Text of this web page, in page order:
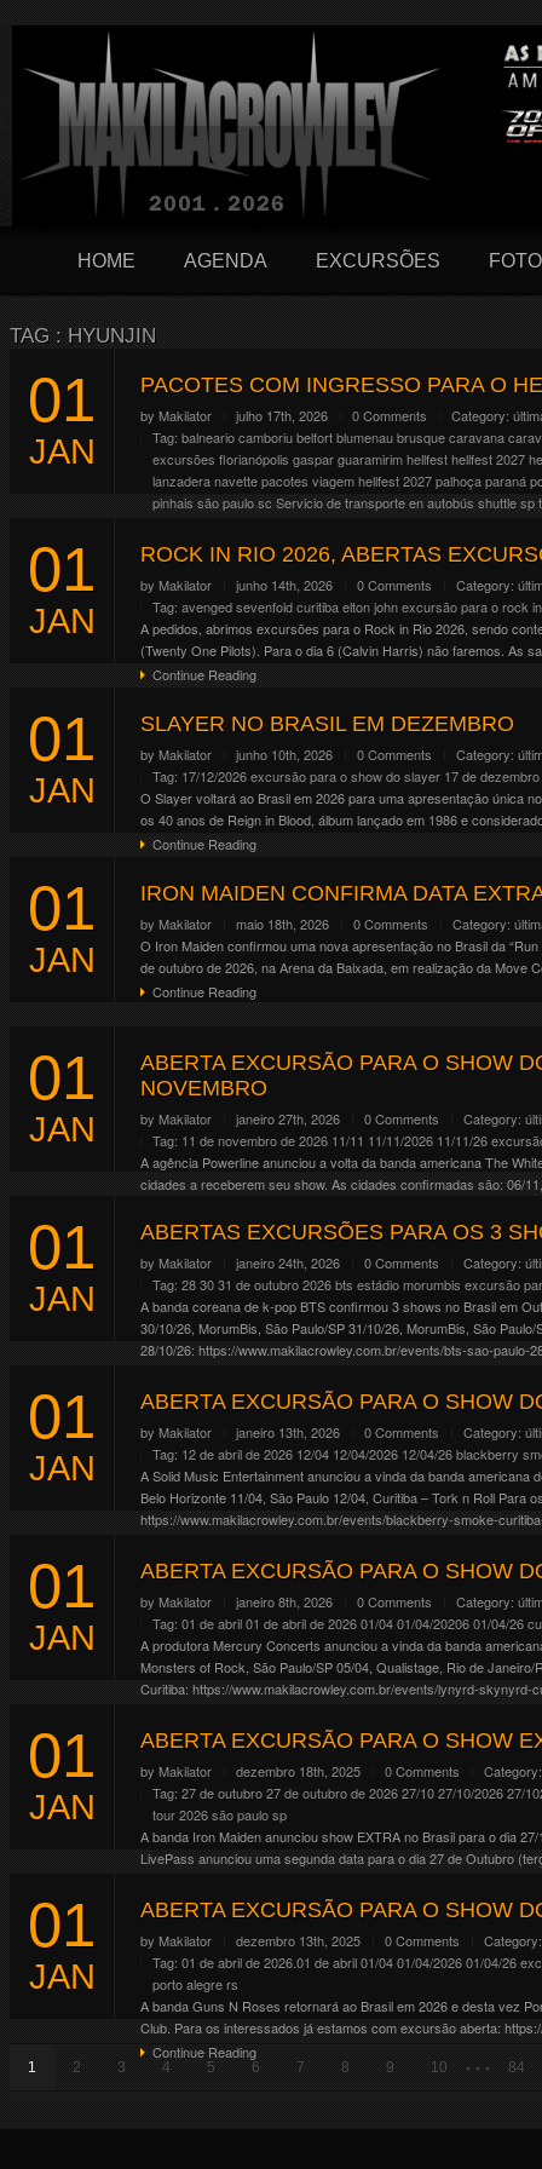
HOME AGENDA EXCURSÕES
TAG : HYUNJIN
01
JAN
PACOTES COM INGRESSO PARA O
by Makilator julho 17th, 2026 0 Comments Category:
Tag: balneario camboriubelfortblumenaubrusquecaravana
excursões florianópolis gasparguaramirimhellfesthellfest 2027
lanzaderanavettepacotes viagem hellfest 2027palhoçaparaná
pinhais são paulosc Servicio de transporte en autobús shuttlesp
Altar . Crypt . Forge . Mainstage 01 . Mainstage 02 . Riot . Temple
01
JAN
ROCK IN RIO 2026, ABERTAS
by Makilator junho 14th, 2026 0 Comments Category:
Tag: avenged sevenfoldcuritibaelton johnexcursão para o rock
A pedidos, abrimos excursões para o Rock in Rio 2026, sendo
(Twenty One Pilots). Para o dia 6 (Calvin Harris) não faremos. As
Continue Reading
01
JAN
SLAYER NO BRASIL EM DEZEMBRO
by Makilator junho 10th, 2026 0 Comments Category:
Tag: 17/12/2026excursão para o show do slayer 17 de dezembro
O Slayer voltará ao Brasil em 2026 para uma apresentação única
os 40 anos de Reign in Blood, álbum lançado em 1986 e
Continue Reading
01
JAN
IRON MAIDEN CONFIRMA DATA
by Makilator maio 18th, 2026 0 Comments Category:
O Iron Maiden confirmou uma nova apresentação no Brasil da
de outubro de 2026, na Arena da Baixada, em realização da
Continue Reading
01
JAN
ABERTA EXCURSÃO PARA O SHOW
NOVEMBRO
by Makilator janeiro 27th, 2026 0 Comments Category:
Tag: 11 de novembro de 2026 11/11 11/11/2026 11/11/26
A agência Powerline anunciou a volta da banda americana The
cidades a receberem seu show. As cidades confirmadas são: 06/
Continue Reading
01
JAN
ABERTAS EXCURSÕES PARA OS 3
by Makilator janeiro 24th, 2026 0 Comments Category:
Tag: 28 30 31 de outubro 2026bts estádio morumbis excursão
A banda coreana de k-pop BTS confirmou 3 shows no Brasil em
30/10/26, MorumBis, São Paulo/SP 31/10/26, MorumBis, São
28/10/26: https://www.makilacrowley.com.br/events/bts-sao-
Continue Reading
01
JAN
ABERTA EXCURSÃO PARA O SHOW
by Makilator janeiro 13th, 2026 0 Comments Category:
Tag: 12 de abril de 2026 12/04 12/04/2026 12/04/26blackberry
A Solid Music Entertainment anunciou a vinda da banda
Belo Horizonte 11/04, São Paulo 12/04, Curitiba – Tork n Roll
https://www.makilacrowley.com.br/events/blackberry-smoke-
01
JAN
ABERTA EXCURSÃO PARA O SHOW
by Makilator janeiro 8th, 2026 0 Comments Category:
Tag: 01 de abril01 de abril de 202601/0401/04/2020601/04/26
A produtora Mercury Concerts anunciou a vinda da banda
Monsters of Rock, São Paulo/SP 05/04, Qualistage, Rio de
Curitiba: https://www.makilacrowley.com.br/events/lynyrd-
01
JAN
ABERTA EXCURSÃO PARA O SHOW
by Makilator dezembro 18th, 2025 0 Comments
Tag: 27 de outubro27 de outubro de 202627/1027/10/202627/
tour 2026são paulosp
A banda Iron Maiden anunciou show EXTRA no Brasil para o dia
LivePass anunciou uma segunda data para o dia 27 de Outubro
01
JAN
ABERTA EXCURSÃO PARA O SHOW
by Makilator dezembro 13th, 2025 0 Comments
Tag: 01 de abril de 2026.01 de abril01/0401/04/202601/04/26
porto alegrers
A banda Guns N Roses retornará ao Brasil em 2026 e desta vez
Club. Para os interessados já estamos com excursão aberta:
Continue Reading
1 2 3 4 5 6 7 8 9 10 . . . 84